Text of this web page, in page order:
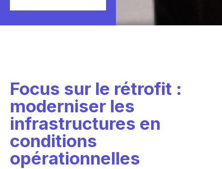
Focus sur le rétrofit :
moderniser les
infrastructures en
conditions
opérationnelles